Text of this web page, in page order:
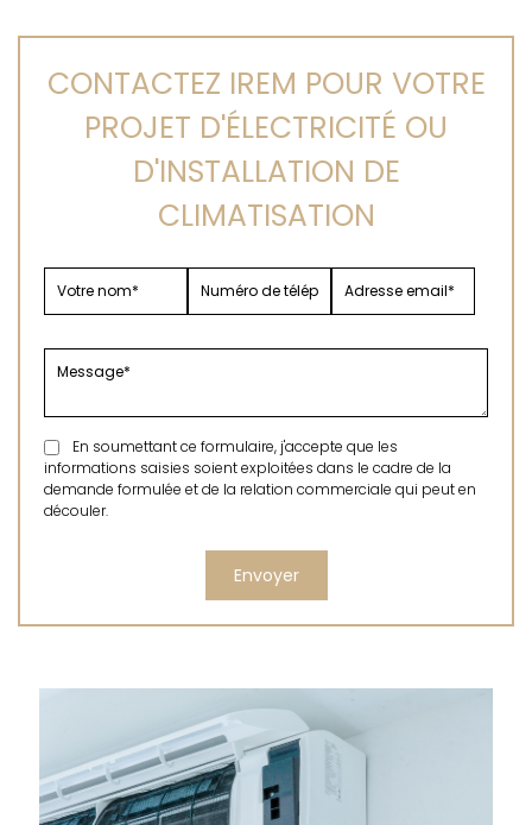
CONTACTEZ IREM POUR VOTRE
PROJET D'ÉLECTRICITÉ OU
D'INSTALLATION DE
CLIMATISATION
En soumettant ce formulaire, j'accepte que les
informations saisies soient exploitées dans le cadre de la
demande formulée et de la relation commerciale qui peut en
découler.